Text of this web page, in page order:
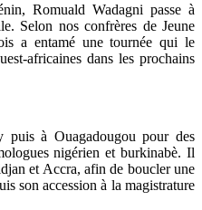
Romuald Wadagni passe à
Selon nos confrères de Jeune
a entamé une tournée qui le
africaines dans les prochains
à Ouagadougou pour des
nigérien et burkinabè. Il
et Accra, afin de boucler une
son accession à la magistrature